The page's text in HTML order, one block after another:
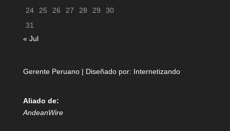
24
25 26 27 28 29
30
31
« Jul
Gerente Peruano | Diseñado por: Internetizando
Aliado de:
AndeanWire